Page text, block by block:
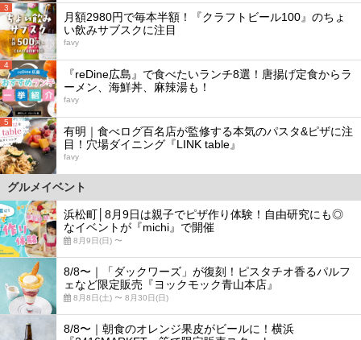
3
月額2980円で毎本半額！『クラフトビール100』のちょ
い飲みサブスクに注目
favy
4
『reDine広島』で食べたいランチ8選！唐揚げ定食からラ
ーメン、海鮮丼、麻辣湯も！
favy
5
有明｜食べログ百名店が監修する本気のパスタ&ピザに注
目！穴場ダイニング『LINK table』
favy
グルメイベント
浜松町│8月9日は親子でピザ作り体験！自由研究にも◎
なイベントが『michi』で開催
8月9日(日) 〜
8/8〜｜「ダックワーズ」が復刻！ピスタチオ香るパルフ
ェなど限定販売『ヨックモック青山本店』
8月8日(土) 〜 8月30日(日)
8/8〜｜朝食のオレンジ果皮がビールに！横浜